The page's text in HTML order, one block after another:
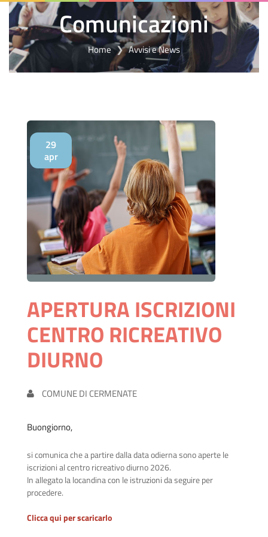
Comunicazioni
Home Avvisi e News
29
apr
APERTURA ISCRIZIONI
CENTRO RICREATIVO
DIURNO
COMUNE DI CERMENATE
Buongiorno,
si comunica che a partire dalla data odierna sono aperte le
iscrizioni al centro ricreativo diurno 2026.
In allegato la locandina con le istruzioni da seguire per
procedere.
Clicca qui per scaricarlo